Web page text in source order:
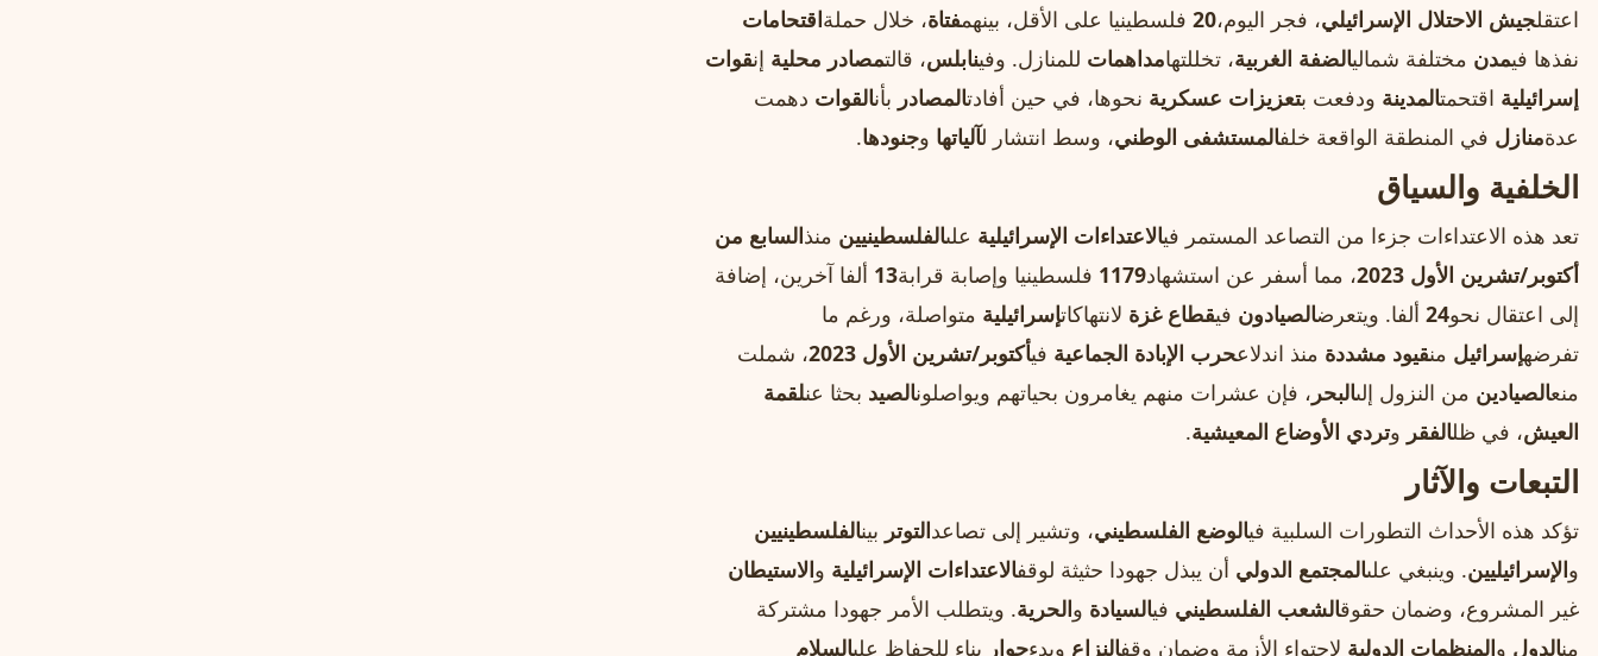
اعتقلجيش الاحتلال الإسرائيلي، فجر اليوم،20 فلسطينيا على الأقل، بينهمفتاة، خلال حملةاقتحامات
نفذها فيمدن مختلفة شماليالضفة الغربية، تخللتهامداهمات للمنازل. وفينابلس، قالتمصادر محلية إنقوات
إسرائيلية اقتحمتالمدينة ودفعت بتعزيزات عسكرية نحوها، في حين أفادتالمصادر بأنالقوات دهمت
عدةمنازل في المنطقة الواقعة خلفالمستشفى الوطني، وسط انتشار لآلياتها وجنودها.
الخلفية والسياق
تعد هذه الاعتداءات جزءا من التصاعد المستمر فيالاعتداءات الإسرائيلية علىالفلسطينيين منذالسابع من
أكتوبر/تشرين الأول 2023
، مما أسفر عن استشهاد1179 فلسطينيا وإصابة قرابة13 ألفا آخرين، إضافة
إلى اعتقال نحو24 ألفا. ويتعرضالصيادون فيقطاع غزة لانتهاكاتإسرائيلية متواصلة، ورغم ما
تفرضهإسرائيل منقيود مشددة منذ اندلاعحرب الإبادة الجماعية فيأكتوبر/تشرين الأول 2023
، شملت
منعالصيادين من النزول إلىالبحر ، فإن عشرات منهم يغامرون بحياتهم ويواصلونالصيد بحثا عنلقمة
العيش، في ظلالفقر وتردي الأوضاع المعيشية.
التبعات والآثار
تؤكد هذه الأحداث التطورات السلبية فيالوضع الفلسطيني، وتشير إلى تصاعدالتوتر بينالفلسطينيين
والإسرائيليين. وينبغي علىالمجتمع الدولي أن يبذل جهودا حثيثة لوقفالاعتداءات الإسرائيلية والاستيطان
غير المشروع، وضمان حقوقالشعب الفلسطيني فيالسيادة والحرية. ويتطلب الأمر جهودا مشتركة
منالدول والمنظمات الدولية لاحتواء الأزمة وضمان وقفالنزاع وبدءحوار بناء للحفاظ علىالسلام